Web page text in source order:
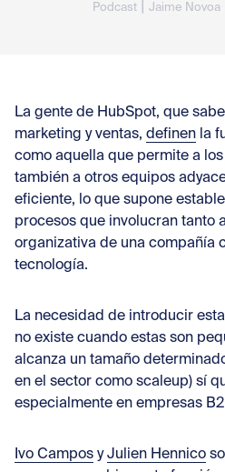
Podcast Jaime Novoa
La gente de HubSpot, que
marketing y ventas, definen la
como aquella que permite a
también a otros equipos
eficiente, lo que supone
procesos que involucran tanto
organizativa de una compañía
tecnología.
La necesidad de introducir
no existe cuando estas son
alcanza un tamaño
en el sector como scaleup) sí
especialmente en empresas
Ivo Campos yJulien Hennico